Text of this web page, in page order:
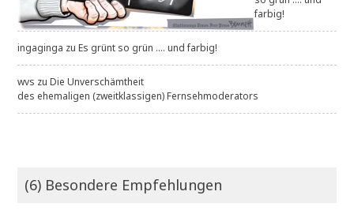
farbig!
ingaginga zuEs grünt so grün .... und farbig!
wvs zuDie Unverschämtheit
des ehemaligen (zweitklassigen) Fernsehmoderators
(6) Besondere Empfehlungen